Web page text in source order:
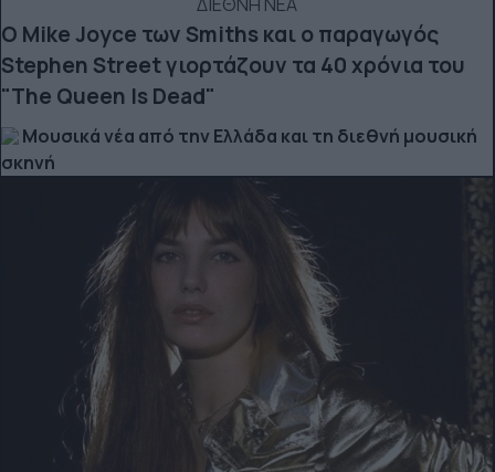
Ο Mike Joyce των Smiths και o παραγωγός
Stephen Street γιορτάζουν τα 40 χρόνια του
"The Queen Is Dead"
Μουσικά νέα από την Ελλάδα και τη διεθνή μουσική
σκηνή